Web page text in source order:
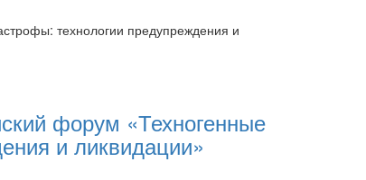
технологии предупреждения и
форум «Техногенные
и ликвидации»